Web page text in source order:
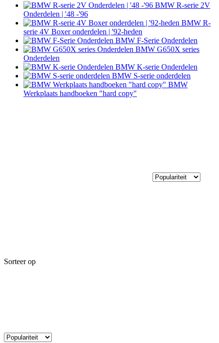
BMW R-serie 2V
Onderdelen | '48 -'96
BMW R-
serie 4V Boxer onderdelen | '92-heden
BMW F-Serie Onderdelen
BMW G650X series
Onderdelen
BMW K-serie Onderdelen
BMW S-serie onderdelen
BMW
Werkplaats handboeken "hard copy"
Sorteer op